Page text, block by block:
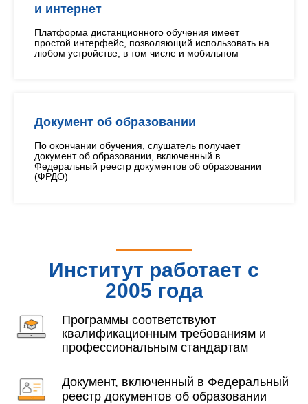
и интернет
Платформа дистанционного обучения имеет
простой интерфейс, позволяющий использовать на
любом устройстве, в том числе и мобильном
Документ об образовании
По окончании обучения, слушатель получает
документ об образовании, включенный в
Федеральный реестр документов об образовании
(ФРДО)
Институт работает с
2005 года
Программы соответствуют
квалификационным требованиям и
профессиональным стандартам
Документ, включенный в Федеральный
реестр документов об образовании